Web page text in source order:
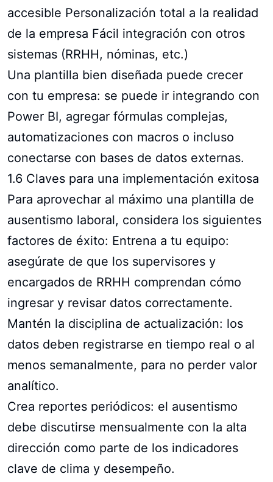
accesible Personalización total a la realidad
de la empresa Fácil integración con otros
sistemas (RRHH, nóminas, etc.)
Una plantilla bien diseñada puede crecer
con tu empresa: se puede ir integrando con
Power BI, agregar fórmulas complejas,
automatizaciones con macros o incluso
conectarse con bases de datos externas.
1.6 Claves para una implementación exitosa
Para aprovechar al máximo una plantilla de
ausentismo laboral, considera los siguientes
factores de éxito: Entrena a tu equipo:
asegúrate de que los supervisores y
encargados de RRHH comprendan cómo
ingresar y revisar datos correctamente.
Mantén la disciplina de actualización: los
datos deben registrarse en tiempo real o al
menos semanalmente, para no perder valor
analítico.
Crea reportes periódicos: el ausentismo
debe discutirse mensualmente con la alta
dirección como parte de los indicadores
clave de clima y desempeño.